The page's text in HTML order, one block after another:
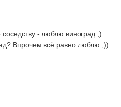
- люблю виноград ;)
Впрочем всё равно люблю ;))